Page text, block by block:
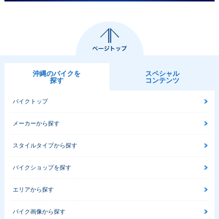
沖縄のバイクを
探す
スペシャル
コンテンツ
バイクトップ
メーカーから探す
スタイルタイプから探す
バイクショップを探す
エリアから探す
バイク画像から探す